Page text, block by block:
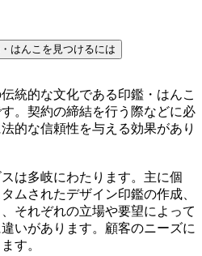
はんこを見つけるには
統的な文化である印鑑・はんこ
。契約の締結を行う際などに必
的な信頼性を与える効果があり
は多岐にわたります。主に個
ムされたデザイン印鑑の作成、
それぞれの立場や要望によって
いがあります。顧客のニーズに
す。